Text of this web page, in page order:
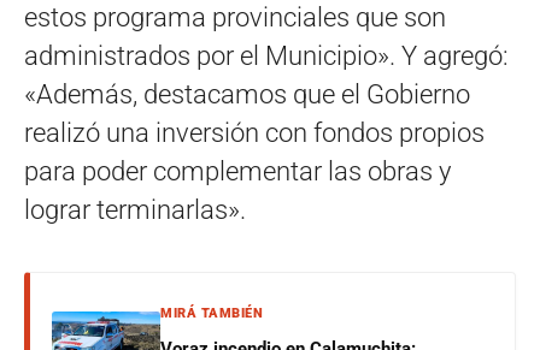
estos programa provinciales que son
administrados por el Municipio». Y agregó:
«Además, destacamos que el Gobierno
realizó una inversión con fondos propios
para poder complementar las obras y
lograr terminarlas».
MIRÁ TAMBIÉN